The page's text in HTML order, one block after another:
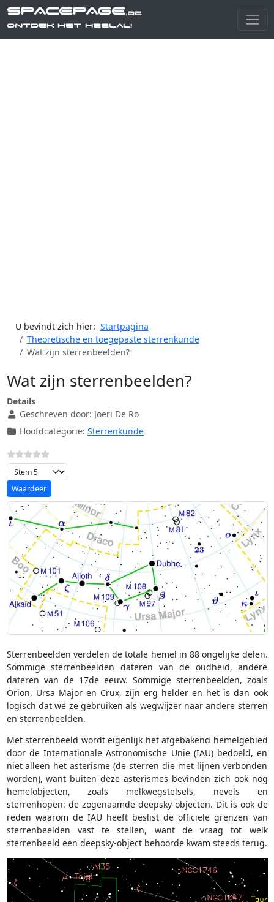
SPACEPAGE.be
Ontdek het heelal!
U bevindt zich hier: Startpagina
Theoretische en toegepaste sterrenkunde
Wat zijn sterrenbeelden?
Wat zijn sterrenbeelden?
Details
Geschreven door: Joeri De Ro
Hoofdcategorie: Sterrenkunde
Voeg waardering toe
Sterrenbeelden verdelen de totale hemel in 88 ongelijke delen.
Sommige sterrenbeelden dateren van de oudheid, andere
dateren van de 17de eeuw. Sommige sterrenbeelden, zoals
Orion, Ursa Major en Crux, zijn erg helder en het is dan ook
logisch dat we ze gebruiken als wegwijzer naar andere sterren
en sterrenbeelden.
Met sterrenbeeld wordt eigenlijk het afgebakend hemelgebied
door de Internationale Astronomische Unie (IAU) bedoeld, en
niet alleen het asterisme (de sterren die met lijnen verbonden
worden), want buiten deze asterismes bevinden zich ook nog
hemelobjecten, zoals melkwegstelsels, nevels en
sterrenhopen: de zogenaamde deepsky-objecten. Dit is ook de
reden waarom de IAU heeft beslist de officiële grenzen van
sterrenbeelden vast te stellen, want de vraag tot welk
sterrenbeeld een deepsky-object behoorde kwam steeds terug.